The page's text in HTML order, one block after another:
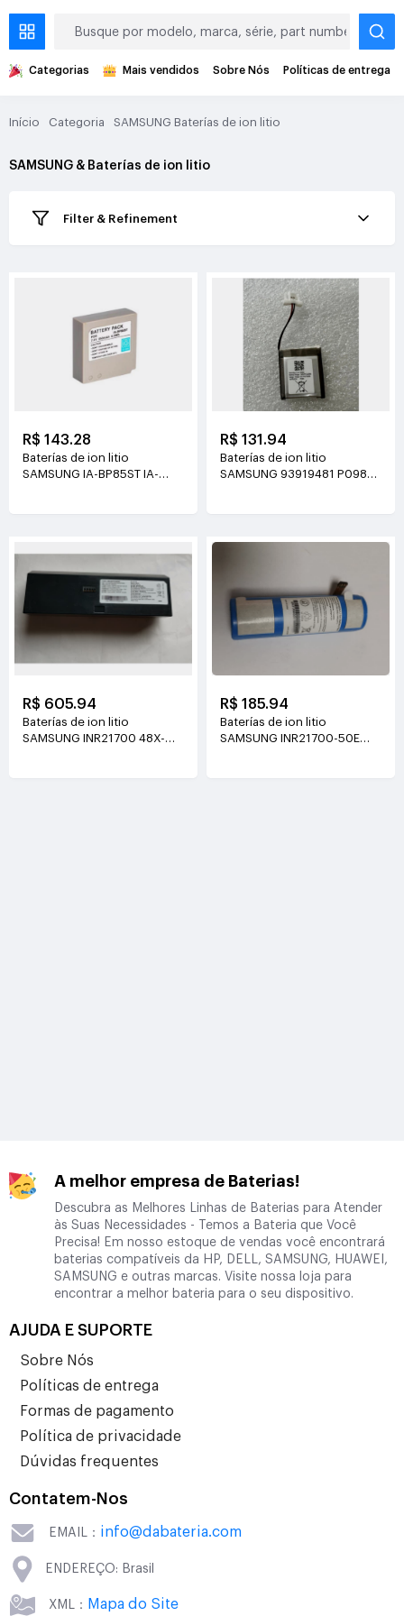
Categorias Mais vendidos Sobre Nós Políticas de entrega
Início Categoria SAMSUNG Baterías de ion litio
SAMSUNG & Baterías de ion litio
Filter & Refinement
R$ 143.28
Baterías de ion litio
SAMSUNG IA-BP85ST IA-
R$ 131.94
Baterías de ion litio
SAMSUNG 93919481 P0986
R$ 605.94
Baterías de ion litio
SAMSUNG INR21700 48X-
R$ 185.94
Baterías de ion litio
SAMSUNG INR21700-50E
A melhor empresa de Baterias!
Descubra as Melhores Linhas de Baterias para Atender
às Suas Necessidades - Temos a Bateria que Você
Precisa! Em nosso estoque de vendas você encontrará
baterias compatíveis da HP, DELL, SAMSUNG, HUAWEI,
SAMSUNG e outras marcas. Visite nossa loja para
encontrar a melhor bateria para o seu dispositivo.
AJUDA E SUPORTE
Sobre Nós
Políticas de entrega
Formas de pagamento
Política de privacidade
Dúvidas frequentes
Contatem-Nos
EMAIL： info@dabateria.com
ENDEREÇO: Brasil
XML： Mapa do Site